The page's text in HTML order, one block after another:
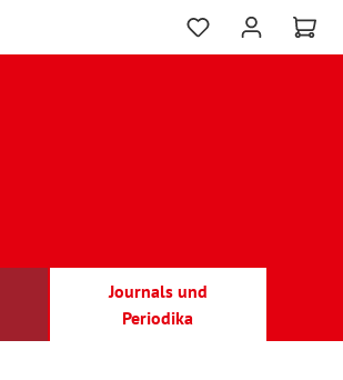
Journals und
Periodika